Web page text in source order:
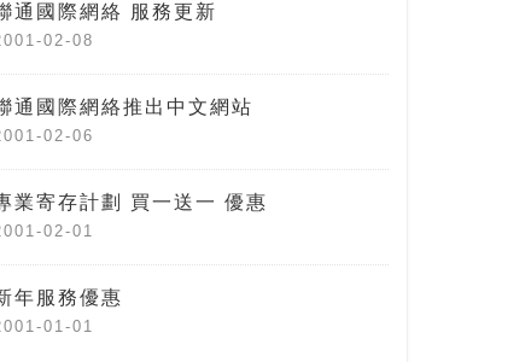
通國際網絡 服務更新
02-08
通國際網絡推出中文網站
02-06
業寄存計劃 買一送一 優惠
02-01
年服務優惠
01-01